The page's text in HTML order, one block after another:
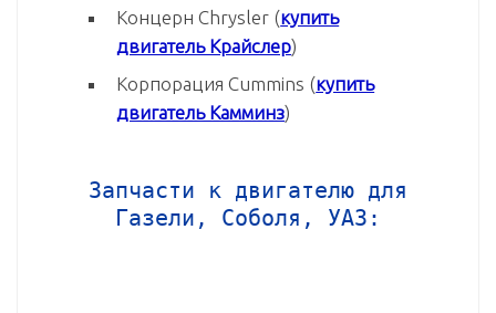
Концерн Chrysler (купить
двигатель Крайслер)
Корпорация Cummins (купить
двигатель Камминз)
Запчасти к двигателю для
Газели, Соболя, УАЗ: